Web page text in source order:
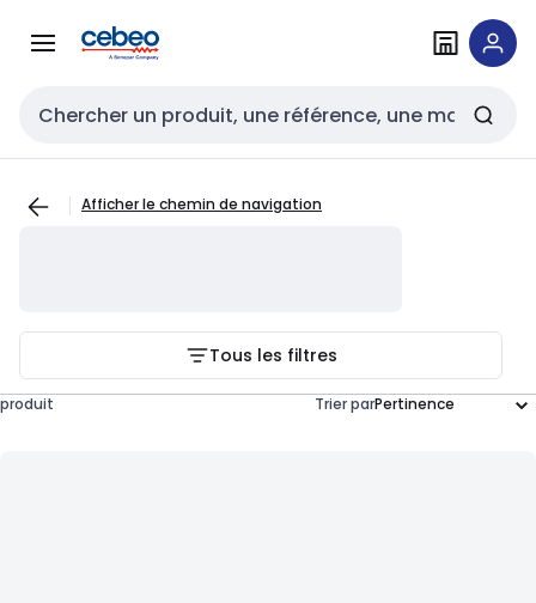
navigationau
Entrée de recherche
Afficher le chemin de navigation
Tous les filtres
produit Trier par